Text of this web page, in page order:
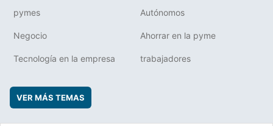
pymes Autónomos
Negocio Ahorrar en la pyme
Tecnología en la empresa trabajadores
VER MÁS TEMAS